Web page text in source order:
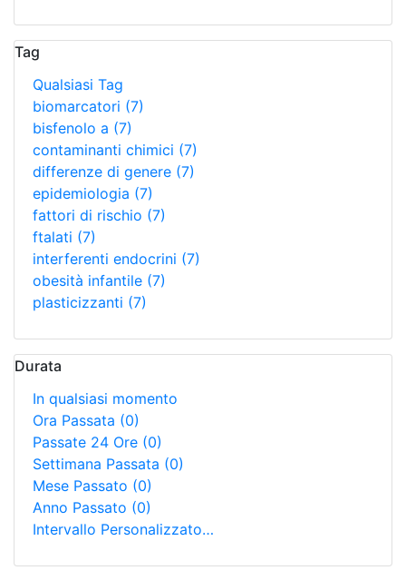
Tag
Qualsiasi Tag
biomarcatori (7)
bisfenolo a (7)
contaminanti chimici (7)
differenze di genere (7)
epidemiologia (7)
fattori di rischio (7)
ftalati (7)
interferenti endocrini (7)
obesità infantile (7)
plasticizzanti (7)
Durata
In qualsiasi momento
Ora Passata (0)
Passate 24 Ore (0)
Settimana Passata (0)
Mese Passato (0)
Anno Passato (0)
Intervallo Personalizzato…